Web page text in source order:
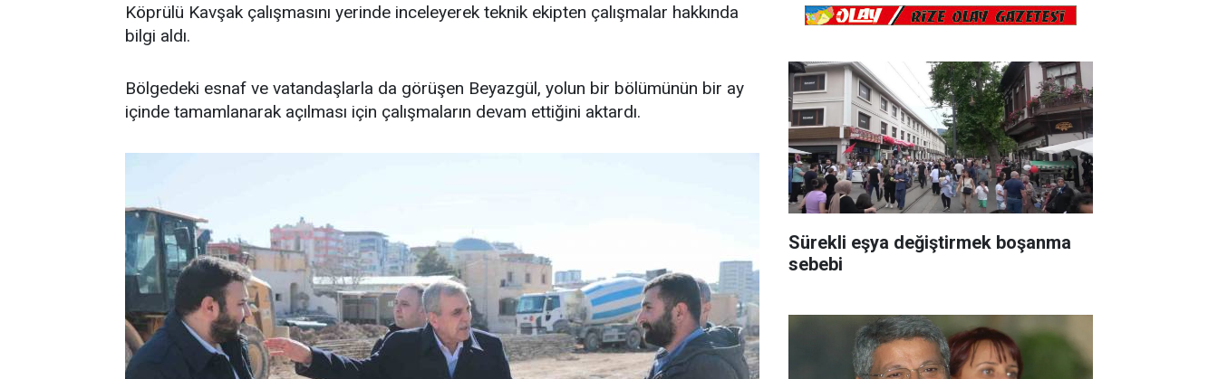
Köprülü Kavşak çalışmasını yerinde inceleyerek teknik ekipten çalışmalar hakkında
bilgi aldı.
Bölgedeki esnaf ve vatandaşlarla da görüşen Beyazgül, yolun bir bölümünün bir ay
içinde tamamlanarak açılması için çalışmaların devam ettiğini aktardı.
Sürekli eşya değiştirmek boşanma
sebebi